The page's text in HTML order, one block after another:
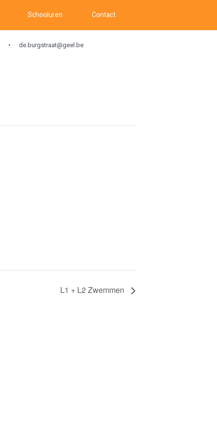
Schooluren Contact
de.burgstraat@geel.be
L1 + L2 Zwemmen